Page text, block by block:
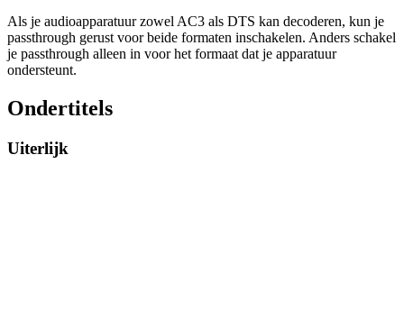
Als je audioapparatuur zowel AC3 als DTS kan decoderen, kun je
passthrough gerust voor beide formaten inschakelen. Anders schakel
je passthrough alleen in voor het formaat dat je apparatuur
ondersteunt.
Ondertitels
Uiterlijk